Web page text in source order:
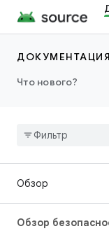
ДОКУМЕНТАЦИЯ
Что нового?
Обзор
Обзор